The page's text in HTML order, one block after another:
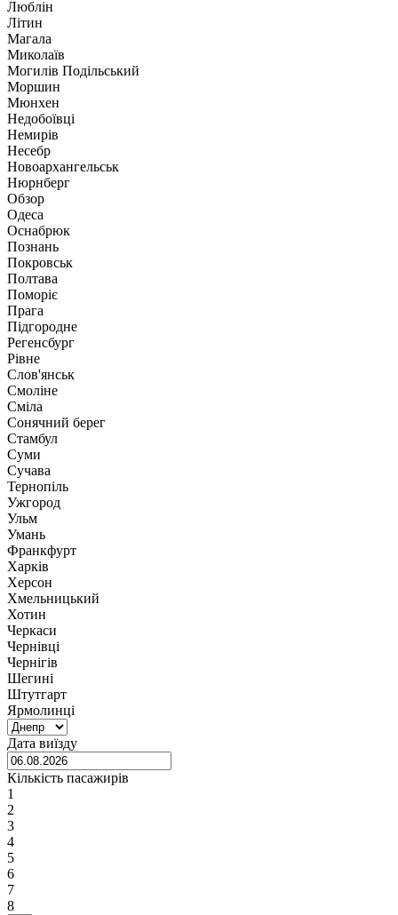
Люблін
Літин
Магала
Миколаїв
Могилів Подільський
Моршин
Мюнхен
Недобоївці
Немирів
Несебр
Новоархангельськ
Нюрнберг
Обзор
Одеса
Оснабрюк
Познань
Покровськ
Полтава
Поморіє
Прага
Підгородне
Регенсбург
Рівне
Слов'янськ
Смоліне
Сміла
Сонячний берег
Стамбул
Суми
Сучава
Тернопіль
Ужгород
Ульм
Умань
Франкфурт
Харків
Херсон
Хмельницький
Хотин
Черкаси
Чернівці
Чернігів
Шегині
Штутгарт
Ярмолинці
Дата виїзду
Кількість пасажирів
1
2
3
4
5
6
7
8